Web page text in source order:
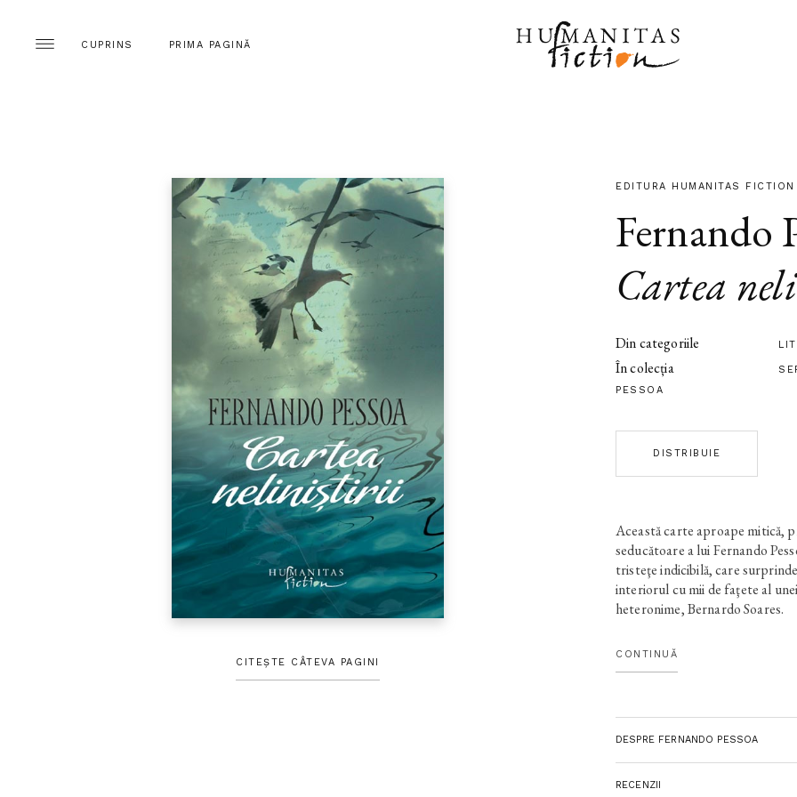
CUPRINS PRIMA PAGINĂ
CITEȘTE CÂTEVA PAGINI
EDITURA HUMANITAS FICTION
Fernando
Cartea
Din categoriile
În colecția
PESSOA
DISTRIBUIE
Această carte aproape mitică,
seducătoare a lui Fernando
tristeţe indicibilă, care
interiorul cu mii de faţete al
heteronime, Bernardo Soares.
adeverind încă o dată că opera
prolifici şi proteiformi autori ai
de panseuri, maxime, aforisme,
pseudojurnalul pessoan, este o
deriziunii izvorâte din
CONTINUĂ
DESPRE FERNANDO PESSOA
RECENZII